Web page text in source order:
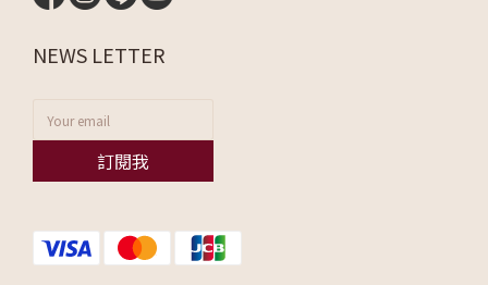
NEWS LETTER
訂閱我